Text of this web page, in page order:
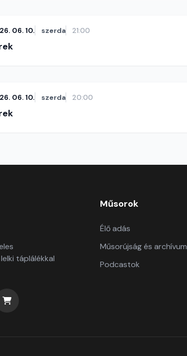
06. 10. szerda 21:00
06. 10. szerda 20:00
táplálékkal
Műsorok
Élő adás
Műsorújság és archívum
Podcastok